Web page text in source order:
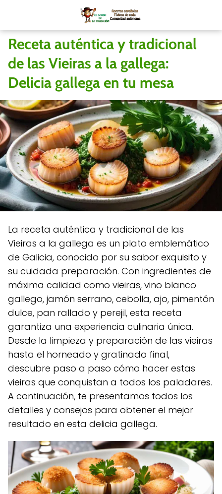
Receta auténtica y tradicional
de las Vieiras a la gallega:
Delicia gallega en tu mesa
La receta auténtica y tradicional de las
Vieiras a la gallega es un plato emblemático
de Galicia, conocido por su sabor exquisito y
su cuidada preparación. Con ingredientes de
máxima calidad como vieiras, vino blanco
gallego, jamón serrano, cebolla, ajo, pimentón
dulce, pan rallado y perejil, esta receta
garantiza una experiencia culinaria única.
Desde la limpieza y preparación de las vieiras
hasta el horneado y gratinado final,
descubre paso a paso cómo hacer estas
vieiras que conquistan a todos los paladares.
A continuación, te presentamos todos los
detalles y consejos para obtener el mejor
resultado en esta delicia gallega.